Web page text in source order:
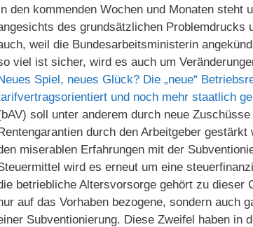
den kommenden Wochen und Monaten
des grundsätzlichen
weil die Bundesarbeitsministerin
viel ist sicher, wird es auch um
Spiel, neues Glück? Die „neue“
und noch mehr staatlich
soll unter anderem durch neue
durch den Arbeitgeber gestärkt
miserablen Erfahrungen mit der
wird es erneut um eine
betriebliche Altersvorsorge gehört zu dieser
auf das Vorhaben bezogene, sondern auch
Subventionierung. Diese Zweifel haben in